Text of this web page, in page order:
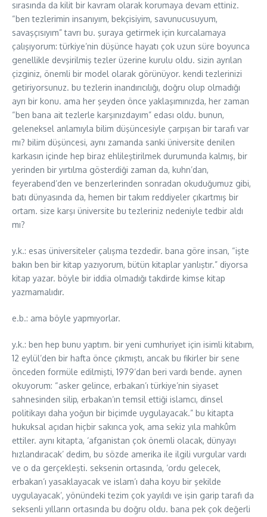
sırasında da kilit bir kavram olarak korumaya devam ettiniz.
“ben tezlerimin insanıyım, bekçisiyim, savunucusuyum,
savaşçısıyım” tavrı bu. şuraya getirmek için kurcalamaya
çalışıyorum: türkiye’nin düşünce hayatı çok uzun süre boyunca
genellikle devşirilmiş tezler üzerine kurulu oldu. sizin ayrılan
çizginiz, önemli bir model olarak görünüyor. kendi tezlerinizi
getiriyorsunuz. bu tezlerin inandırıcılığı, doğru olup olmadığı
ayrı bir konu. ama her şeyden önce yaklaşımınızda, her zaman
“ben bana ait tezlerle karşınızdayım” edası oldu. bunun,
geleneksel anlamıyla bilim düşüncesiyle çarpışan bir tarafı var
mı? bilim düşüncesi, aynı zamanda sanki üniversite denilen
karkasın içinde hep biraz ehlileştirilmek durumunda kalmış, bir
yerinden bir yırtılma gösterdiği zaman da, kuhn’dan,
feyerabend’den ve benzerlerinden sonradan okuduğumuz gibi,
batı dünyasında da, hemen bir takım reddiyeler çıkartmış bir
ortam. size karşı üniversite bu tezleriniz nedeniyle tedbir aldı
mı?
y.k.: esas üniversiteler çalışma tezdedir. bana göre insan, “işte
bakın ben bir kitap yazıyorum, bütün kitaplar yanlıştır.” diyorsa
kitap yazar. böyle bir iddia olmadığı takdirde kimse kitap
yazmamalıdır.
e.b.: ama böyle yapmıyorlar.
y.k.: ben hep bunu yaptım. bir yeni cumhuriyet için isimli kitabım,
12 eylül’den bir hafta önce çıkmıştı, ancak bu fikirler bir sene
önceden formüle edilmişti, 1979’dan beri vardı bende. aynen
okuyorum: “asker gelince, erbakan’ı türkiye’nin siyaset
sahnesinden silip, erbakan’ın temsil ettiği islamcı, dinsel
politikayı daha yoğun bir biçimde uygulayacak.” bu kitapta
hukuksal açıdan hiçbir sakınca yok, ama sekiz yıla mahkûm
ettiler. aynı kitapta, ‘afganistan çok önemli olacak, dünyayı
hızlandıracak’ dedim, bu sözde amerika ile ilgili vurgular vardı
ve o da gerçekleşti. seksenin ortasında, ‘ordu gelecek,
erbakan’ı yasaklayacak ve islam’ı daha koyu bir şekilde
uygulayacak’, yönündeki tezim çok yayıldı ve işin garip tarafı da
seksenli yılların ortasında bu doğru oldu. bana pek çok değerli